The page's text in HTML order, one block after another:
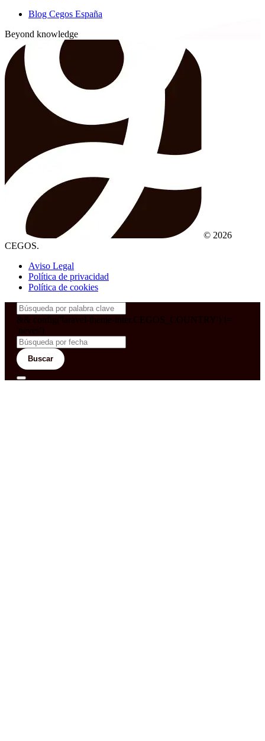
Blog Cegos España
Beyond knowledge
© 2026
CEGOS.
Aviso Legal
Política de privacidad
Política de cookies
&& config('laravel-theme-inter.CEGOS_COUNTRY') !=
'neves')
Buscar